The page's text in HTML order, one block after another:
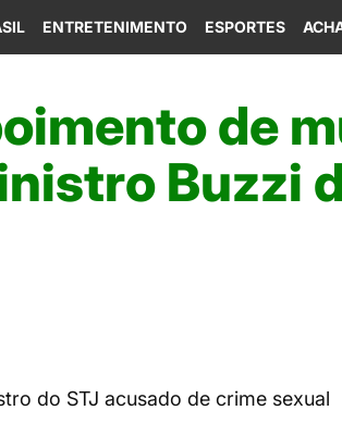
ENTRETENIMENTO ESPORTES
de
Buzzi
do STJ acusado de crime sexual